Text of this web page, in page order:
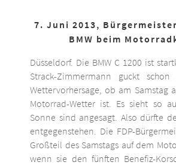
7. Juni 2013,
BMW beim
Düsseldorf. Die BMW C 1200 ist
Strack-Zimmermann guckt
Wettervorhersage, ob am Samstag
Motorrad-Wetter ist. Es sieht so
Sonne sind angesagt. Also dürfte
entgegenstehen. Die FDP-
Großteil des Samstags auf dem
wenn sie den fünften Benefiz-